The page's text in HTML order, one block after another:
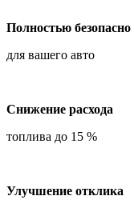
Полностью безопасно
для вашего авто
Снижение расхода
топлива до 15 %
Улучшение отклика